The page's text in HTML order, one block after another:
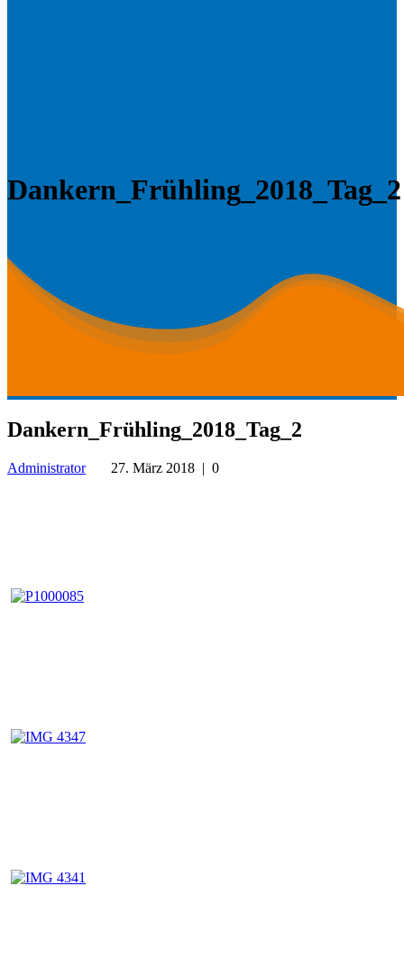
Dankern_Frühling_2018_Tag_2
Dankern_Frühling_2018_Tag_2
Administrator 27. März 2018 | 0